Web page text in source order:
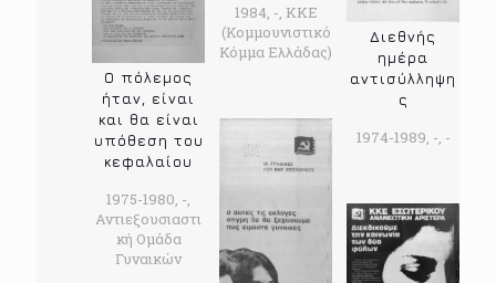
Ο πόλεμος
ήταν, είναι
και θα είναι
υπόθεση του
κεφαλαίου
1975-1980, -,
Αντιεξουσιαστι
κή Ομάδα
Γυναικών
1984, -, ΚΚΕ
(Κομμουνιστικό
Κόμμα Ελλάδας)
Διεθνής
ημέρα
αντισύλληψη
ς
1974-1989, -, -